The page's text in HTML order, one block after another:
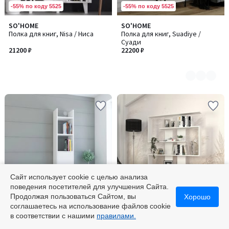
-55% по коду 5525
SO'HOME
Полка для книг, Nisa / Ниса
21200 ₽
-55% по коду 5525
SO'HOME
Полка для книг, Suadiye /
Суади
22200 ₽
Количество
цветов:
3
-55% по коду 5525
SO'HOME
Полка для книг, Esbi / Эзби 103
SO'HOME
Полка для книг, Rain / Рейн
Количество
цветов:
Сайт использует cookie с целью анализа
поведения посетителей для улучшения Сайта.
Продолжая пользоваться Сайтом, вы
соглашаетесь на использование файлов cookie
в соответствии с нашими правилами.
Хорошо